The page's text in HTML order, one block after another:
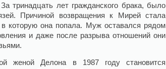
тринадцать лет гражданского брака, было
Причиной возвращения к Мирей стала
которую она попала. Муж оставался рядом
и даже после разрыва отношений они
женой Делона в 1987 году становится